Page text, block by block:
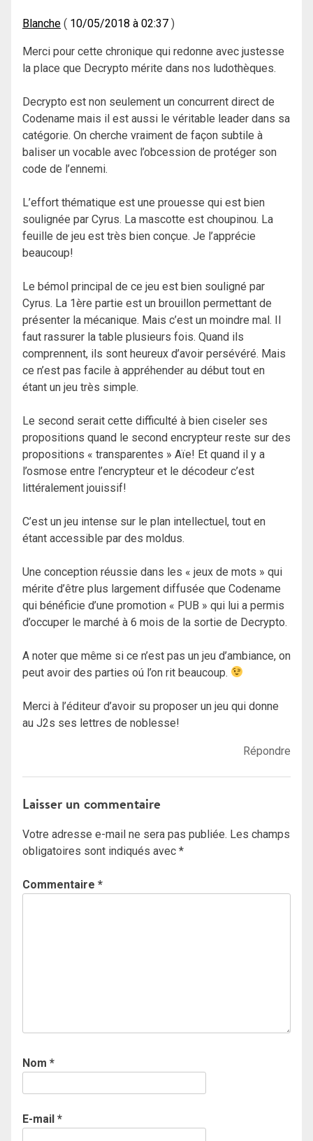
Blanche 10/05/2018 à 02:37
Merci pour cette chronique qui redonne avec justesse
la place que Decrypto mérite dans nos ludothèques.
Decrypto est non seulement un concurrent direct de
Codename mais il est aussi le véritable leader dans sa
catégorie. On cherche vraiment de façon subtile à
baliser un vocable avec l’obcession de protéger son
code de l’ennemi.
L’effort thématique est une prouesse qui est bien
soulignée par Cyrus. La mascotte est choupinou. La
feuille de jeu est très bien conçue. Je l’apprécie
beaucoup!
Le bémol principal de ce jeu est bien souligné par
Cyrus. La 1ère partie est un brouillon permettant de
présenter la mécanique. Mais c’est un moindre mal. Il
faut rassurer la table plusieurs fois. Quand ils
comprennent, ils sont heureux d’avoir persévéré. Mais
ce n’est pas facile à appréhender au début tout en
étant un jeu très simple.
Le second serait cette difficulté à bien ciseler ses
propositions quand le second encrypteur reste sur des
propositions « transparentes » Aïe! Et quand il y a
l’osmose entre l’encrypteur et le décodeur c’est
littéralement jouissif!
C’est un jeu intense sur le plan intellectuel, tout en
étant accessible par des moldus.
Une conception réussie dans les « jeux de mots » qui
mérite d’être plus largement diffusée que Codename
qui bénéficie d’une promotion « PUB » qui lui a permis
d’occuper le marché à 6 mois de la sortie de Decrypto.
A noter que même si ce n’est pas un jeu d’ambiance, on
peut avoir des parties oú l’on rit beaucoup.
Merci à l’éditeur d’avoir su proposer un jeu qui donne
au J2s ses lettres de noblesse!
Répondre
Laisser un commentaire
Votre adresse e-mail ne sera pas publiée. Les champs
obligatoires sont indiqués avec *
Commentaire *
Nom *
E-mail *